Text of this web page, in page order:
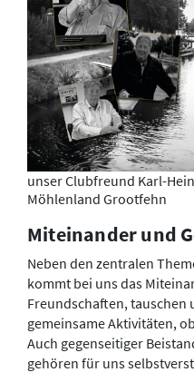
unser Clubfreund Karl-
Möhlenland Grootfehn
Miteinander und
Neben den zentralen
kommt bei uns das
Freundschaften, tauschen
gemeinsame Aktivitäten,
Auch gegenseitiger
gehören für uns